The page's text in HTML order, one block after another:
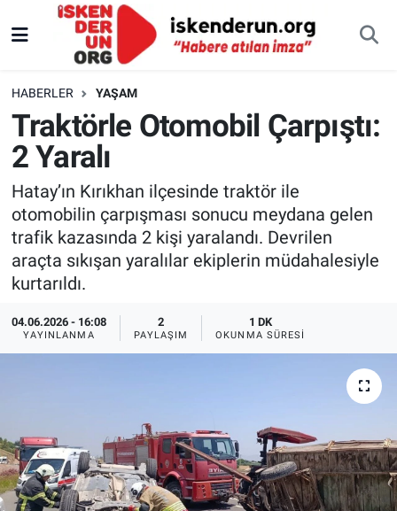
HABERLER YAŞAM
Traktörle Otomobil Çarpıştı:
2 Yaralı
Hatay’ın Kırıkhan ilçesinde traktör ile
otomobilin çarpışması sonucu meydana gelen
trafik kazasında 2 kişi yaralandı. Devrilen
araçta sıkışan yaralılar ekiplerin müdahalesiyle
kurtarıldı.
04.06.2026 - 16:08
YAYINLANMA
2
PAYLAŞIM
1 DK
OKUNMA SÜRESI